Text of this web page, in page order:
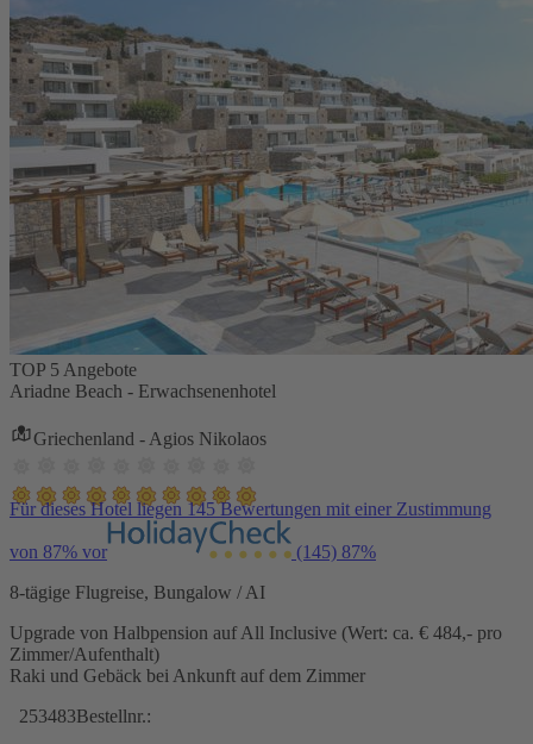
TOP 5 Angebote
Ariadne Beach - Erwachsenenhotel
Griechenland - Agios Nikolaos
Für dieses Hotel liegen 145 Bewertungen mit einer Zustimmung
von 87% vor (145) 87%
8-tägige Flugreise, Bungalow / AI
Upgrade von Halbpension auf All Inclusive (Wert: ca. € 484,- pro
Zimmer/Aufenthalt)
Raki und Gebäck bei Ankunft auf dem Zimmer
253483Bestellnr.: